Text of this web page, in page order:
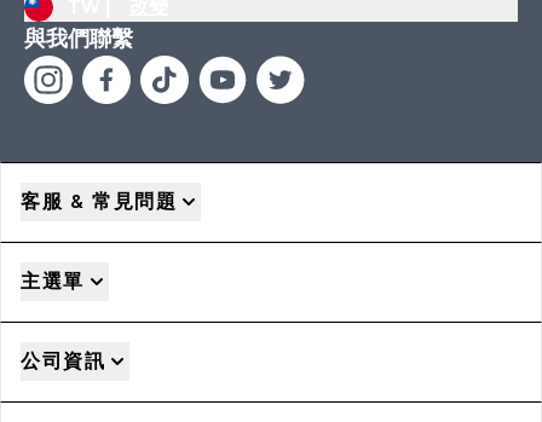
與我們聯繫
客服 & 常見問題
主選單
公司資訊